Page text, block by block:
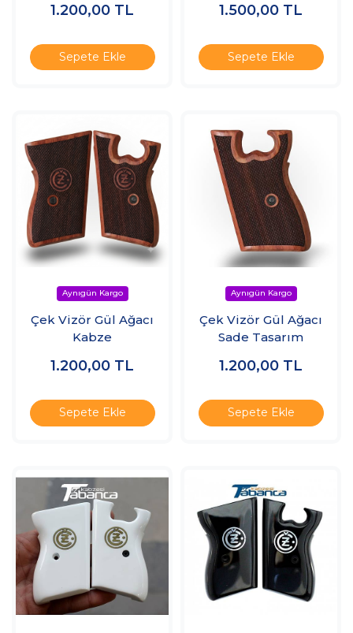
1.200,00 TL
Sepete Ekle
1.500,00 TL
Sepete Ekle
Çek Vizör Gül Ağacı
Kabze
1.200,00 TL
Sepete Ekle
Çek Vizör Gül Ağacı
Sade Tasarım
1.200,00 TL
Sepete Ekle